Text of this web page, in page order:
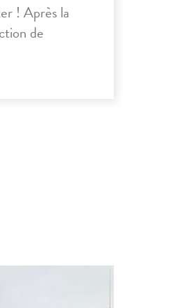
! Après la
de